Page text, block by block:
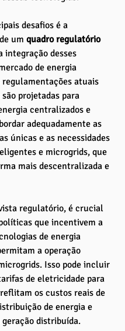
desafios é a
um quadro regulatório
integração desses
de energia
atuais
projetadas para
centralizados e
adequadamente as
únicas e as necessidades
e microgrids, que
mais descentralizada e
regulatório, é crucial
que incentivem a
de energia
a operação
Isso pode incluir
de eletricidade para
os custos reais de
de energia e
distribuída.